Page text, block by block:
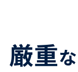
厳重な